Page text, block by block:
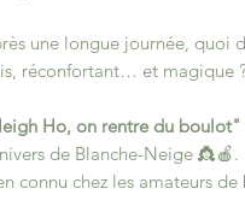
une longue journée, quoi
réconfortant… et magique
Ho, on rentre du boulot"
de Blanche-Neige
connu chez les amateurs